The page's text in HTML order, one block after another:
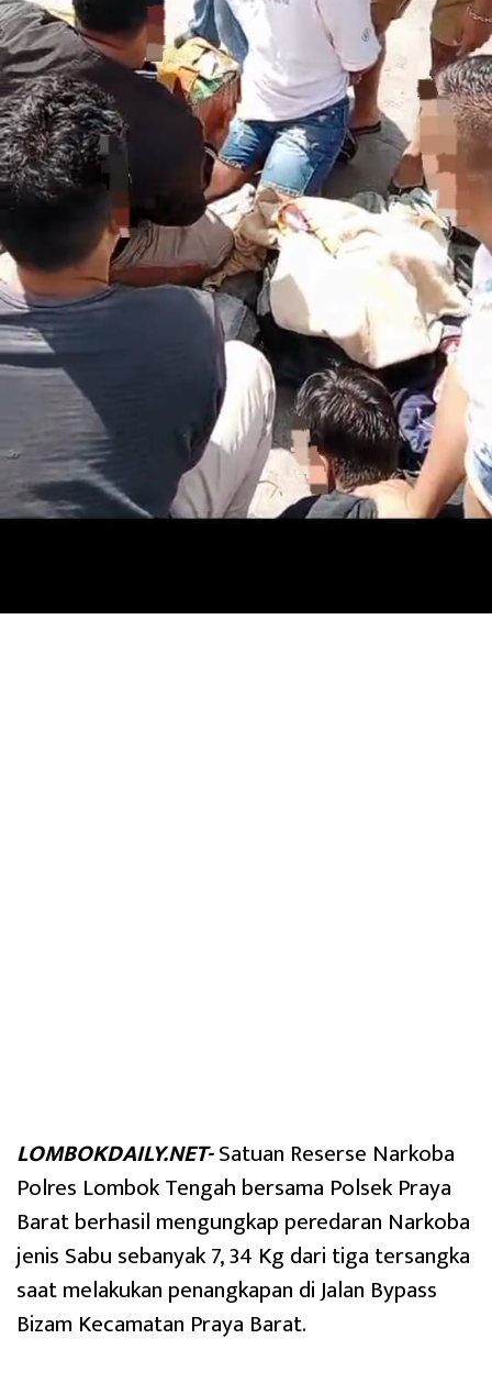
LOMBOKDAILY.NET-Satuan Reserse Narkoba
Polres Lombok Tengah bersama Polsek Praya
Barat berhasil mengungkap peredaran Narkoba
jenis Sabu sebanyak 7, 34 Kg dari tiga tersangka
saat melakukan penangkapan di Jalan Bypass
Bizam Kecamatan Praya Barat.